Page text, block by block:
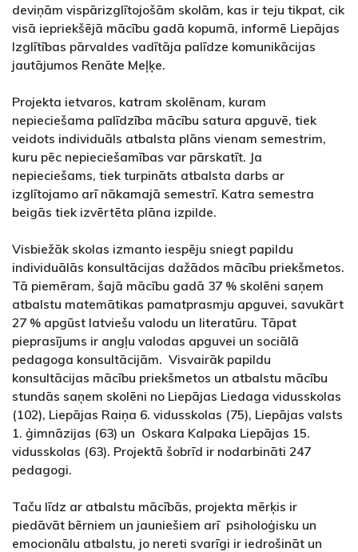
deviņām vispārizglītojošām skolām, kas ir teju tikpat, cik
visā iepriekšējā mācību gadā kopumā, informē Liepājas
Izglītības pārvaldes vadītāja palīdze komunikācijas
jautājumos Renāte Meļķe.
Projekta ietvaros, katram skolēnam, kuram
nepieciešama palīdzība mācību satura apguvē, tiek
veidots individuāls atbalsta plāns vienam semestrim,
kuru pēc nepieciešamības var pārskatīt. Ja
nepieciešams, tiek turpināts atbalsta darbs ar
izglītojamo arī nākamajā semestrī. Katra semestra
beigās tiek izvērtēta plāna izpilde.
Visbiežāk skolas izmanto iespēju sniegt papildu
individuālās konsultācijas dažādos mācību priekšmetos.
Tā piemēram, šajā mācību gadā 37 % skolēni saņem
atbalstu matemātikas pamatprasmju apguvei, savukārt
27 % apgūst latviešu valodu un literatūru. Tāpat
pieprasījums ir angļu valodas apguvei un sociālā
pedagoga konsultācijām. Visvairāk papildu
konsultācijas mācību priekšmetos un atbalstu mācību
stundās saņem skolēni no Liepājas Liedaga vidusskolas
(102), Liepājas Raiņa 6. vidusskolas (75), Liepājas valsts
1. ģimnāzijas (63) un Oskara Kalpaka Liepājas 15.
vidusskolas (63). Projektā šobrīd ir nodarbināti 247
pedagogi.
Taču līdz ar atbalstu mācībās, projekta mērķis ir
piedāvāt bērniem un jauniešiem arī psiholoģisku un
emocionālu atbalstu, jo nereti svarīgi ir iedrošināt un